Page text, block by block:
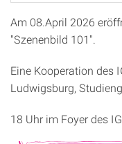
Am 08.April 2026
"Szenenbild 101".
Eine Kooperation des
Ludwigsburg,
18 Uhr im Foyer des